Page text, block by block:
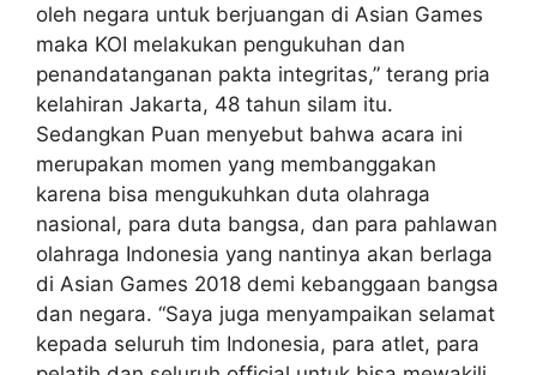
oleh negara untuk berjuangan di Asian Games
maka KOI melakukan pengukuhan dan
penandatanganan pakta integritas,” terang pria
kelahiran Jakarta, 48 tahun silam itu.
Sedangkan Puan menyebut bahwa acara ini
merupakan momen yang membanggakan
karena bisa mengukuhkan duta olahraga
nasional, para duta bangsa, dan para pahlawan
olahraga Indonesia yang nantinya akan berlaga
di Asian Games 2018 demi kebanggaan bangsa
dan negara. “Saya juga menyampaikan selamat
kepada seluruh tim Indonesia, para atlet, para